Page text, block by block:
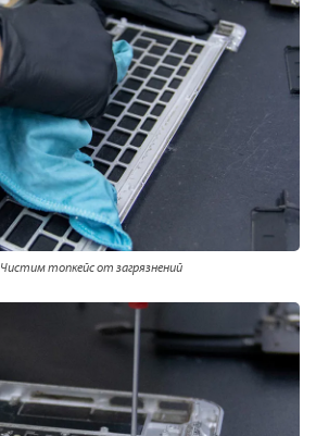
Чистим топкейс от загрязнений